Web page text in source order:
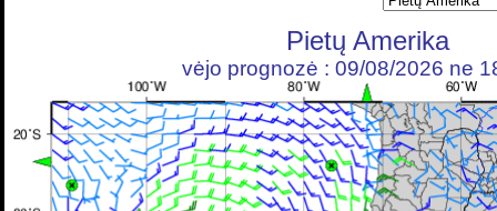
Pietų Amerika
vėjo prognozė : 09/08/2026 ne